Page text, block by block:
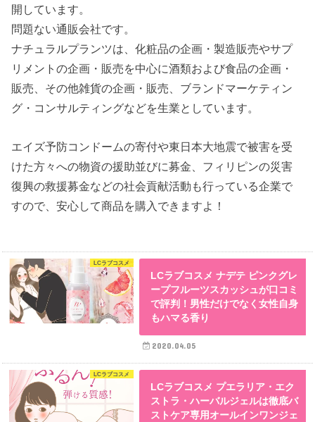
開しています。
問題ない通販会社です。
ナチュラルプランツは、化粧品の企画・製造販売やサプ
リメントの企画・販売を中心に酒類および食品の企画・
販売、その他雑貨の企画・販売、ブランドマーケティン
グ・コンサルティングなどを生業としています。
エイズ予防コンドームの寄付や東日本大地震で被害を受
けた方々への物資の援助並びに募金、フィリピンの災害
復興の救援募金などの社会貢献活動も行っている企業で
すので、安心して商品を購入できますよ！
LCラブコスメ
LCラブコスメ ナデテ ピンクグレ
ープフルーツスカッシュが口コミ
で評判！男性だけでなく女性自身
もハマる香り
2020.04.05
LCラブコスメ
LCラブコスメ プエラリア・エク
ストラ・ハーバルジェルは徹底バ
ストケア専用オールインワンジェ